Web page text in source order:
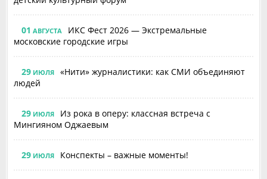
01 АВГУСТА
ИКС Фест 2026 — Экстремальные
московские городские игры
29 ИЮЛЯ
«Нити» журналистики: как СМИ объединяют
людей
29 ИЮЛЯ
Из рока в оперу: классная встреча с
Мингияном Оджаевым
29 ИЮЛЯ Конспекты – важные моменты!